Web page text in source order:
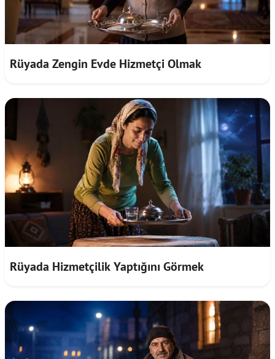
Rüyada Zengin Evde Hizmetçi Olmak
Rüyada Hizmetçilik Yaptığını Görmek